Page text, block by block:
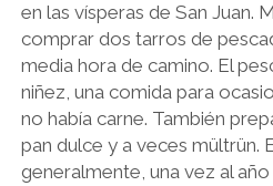
en las vísperas de San Juan.
comprar dos tarros de
media hora de camino. El
niñez, una comida para
no había carne. También
pan dulce y a veces mültrün.
generalmente, una vez al